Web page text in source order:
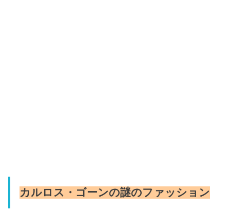
カルロス・ゴーンの謎のファッション